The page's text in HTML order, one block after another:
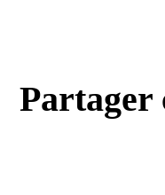
Partager